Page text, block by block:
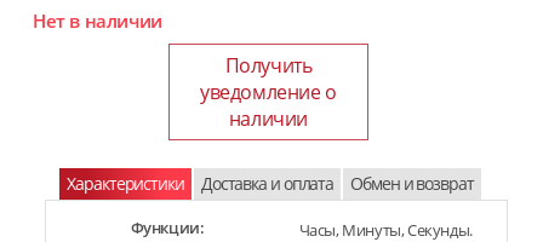
Нет в наличии
Получить
уведомление о
наличии
Характеристики Доставка и оплата Обмен и возврат
Функции:
Часы, Минуты, Секунды.